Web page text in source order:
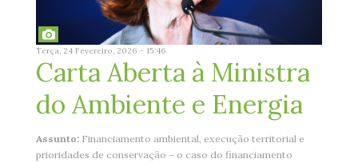
Terça, 24 Fevereiro, 2026 - 15:46
Carta Aberta à Ministra
do Ambiente e Energia
Assunto:Financiamento ambiental, execução territorial e
prioridades de conservação – o caso do financiamento